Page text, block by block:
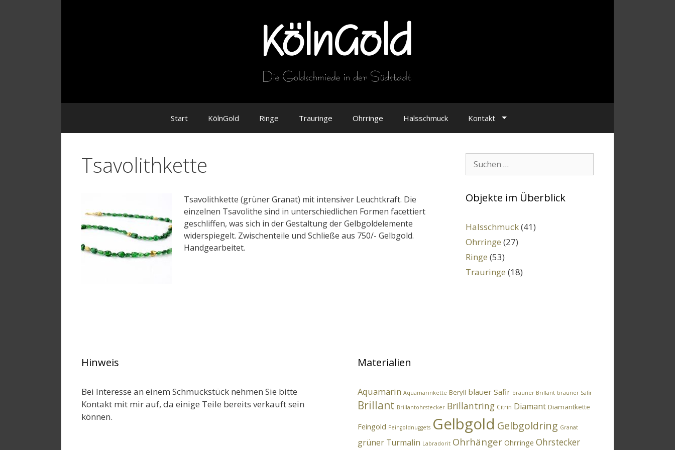
Start KölnGold Ringe Trauringe Ohrringe Halsschmuck Kontakt
Tsavolithkette
Tsavolithkette (grüner Granat) mit intensiver Leuchtkraft. Die
einzelnen Tsavolithe sind in unterschiedlichen Formen facettiert
geschliffen, was sich in der Gestaltung der Gelbgoldelemente
widerspiegelt. Zwischenteile und Schließe aus 750/- Gelbgold.
Handgearbeitet.
Suchen:
Objekte im Überblick
Halsschmuck(41)
Ohrringe (27)
Ringe (53)
Trauringe (18)
Hinweis
Bei Interesse an einem Schmuckstück nehmen Sie bitte
Kontakt mit mir auf, da einige Teile bereits verkauft sein
können.
Materialien
Aquamarin Aquamarinkette Beryll blauer Safir brauner Brillant brauner Safir
Brillant Brillantohrstecker Brillantring Citrin Diamant Diamantkette
Feingold Feingoldnuggets Gelbgold Gelbgoldring Granat
grüner Turmalin Labradorit Ohrhänger Ohrringe Ohrstecker